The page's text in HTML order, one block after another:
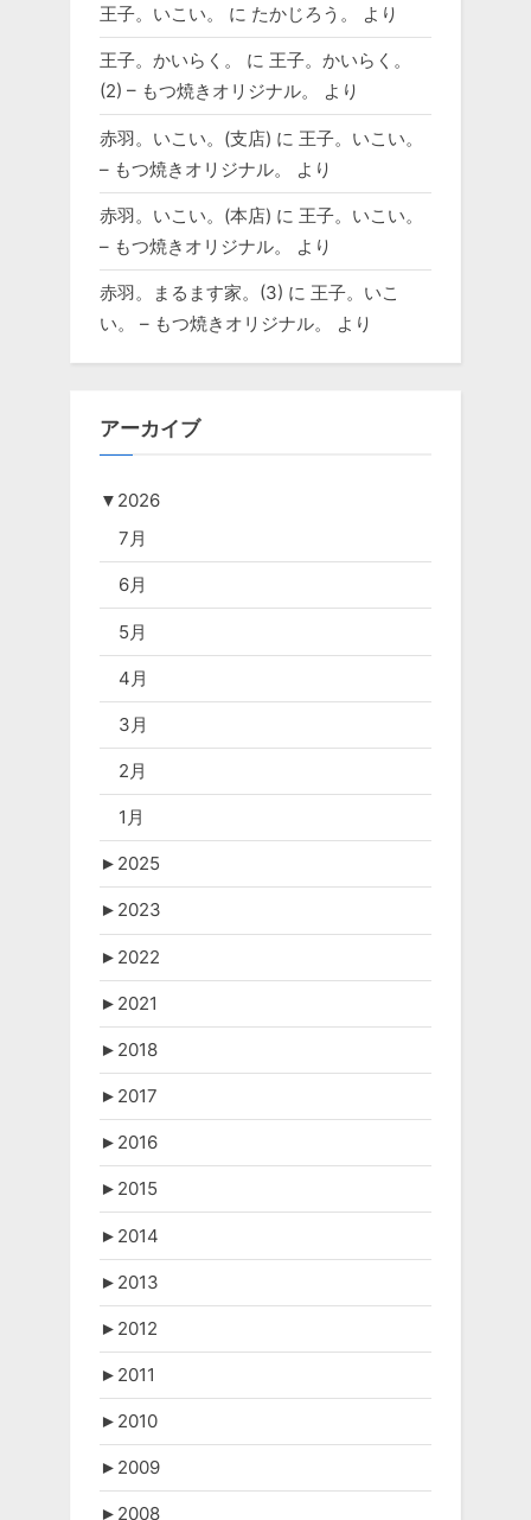
王子。いこい。 に たかじろう。 より
王子。かいらく。 に 王子。かいらく。
(2) – もつ焼きオリジナル。
より
赤羽。いこい。(支店) に 王子。いこい。
– もつ焼きオリジナル。
より
赤羽。いこい。(本店) に 王子。いこい。
– もつ焼きオリジナル。
より
赤羽。まるます家。(3) に 王子。いこ
い。 – もつ焼きオリジナル。
より
アーカイブ
▼ 2026
7月
6月
5月
4月
3月
2月
1月
► 2025
► 2023
► 2022
► 2021
► 2018
► 2017
► 2016
► 2015
► 2014
► 2013
► 2012
► 2011
► 2010
► 2009
► 2008